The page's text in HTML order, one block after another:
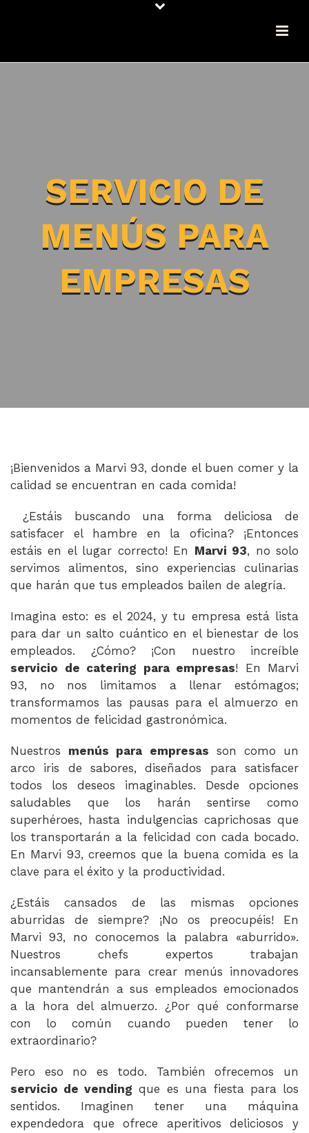
SERVICIO DE
MENÚS PARA
EMPRESAS
¡Bienvenidos a Marvi 93, donde el buen comer y la
calidad se encuentran en cada comida!
¿Estáis buscando una forma deliciosa de
satisfacer el hambre en la oficina? ¡Entonces
estáis en el lugar correcto! En Marvi 93, no solo
servimos alimentos, sino experiencias culinarias
que harán que tus empleados bailen de alegría.
Imagina esto: es el 2024, y tu empresa está lista
para dar un salto cuántico en el bienestar de los
empleados. ¿Cómo? ¡Con nuestro increíble
servicio de catering para empresas! En Marvi
93, no nos limitamos a llenar estómagos;
transformamos las pausas para el almuerzo en
momentos de felicidad gastronómica.
Nuestros menús para empresas son como un
arco iris de sabores, diseñados para satisfacer
todos los deseos imaginables. Desde opciones
saludables que los harán sentirse como
superhéroes, hasta indulgencias caprichosas que
los transportarán a la felicidad con cada bocado.
En Marvi 93, creemos que la buena comida es la
clave para el éxito y la productividad.
¿Estáis cansados de las mismas opciones
aburridas de siempre? ¡No os preocupéis! En
Marvi 93, no conocemos la palabra «aburrido».
Nuestros chefs expertos trabajan
incansablemente para crear menús innovadores
que mantendrán a sus empleados emocionados
a la hora del almuerzo. ¿Por qué conformarse
con lo común cuando pueden tener lo
extraordinario?
Pero eso no es todo. También ofrecemos un
servicio de vending que es una fiesta para los
sentidos. Imaginen tener una máquina
expendedora que ofrece aperitivos deliciosos y